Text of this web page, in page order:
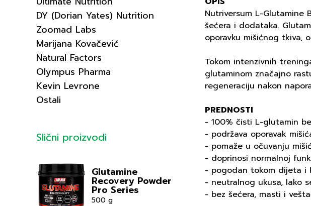
DY (Dorian Yates) Nutrition
Zoomad Labs
Marijana Kovačević
Natural Factors
Olympus Pharma
Kevin Levrone
Ostali
Slični proizvodi
Glutamine
Recovery Powder
Pro Series
500 g
Nutriversum L-Glutamine
šećera i dodataka.
oporavku mišićnog tkiva,
Tokom intenzivnih
glutaminom značajno
regeneraciju nakon
PREDNOSTI
- 100% čisti L-glutamin
- podržava oporavak
- pomaže u očuvanju
- doprinosi normalnoj
- pogodan tokom dijeta i
- neutralnog ukusa, lako
- bez šećera, masti i